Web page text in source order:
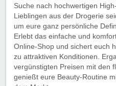
Suche nach hochwertigen
Lieblingen aus der Drogerie
um eure ganz persönliche
Erlebt das einfache und
Online-Shop und sichert euch
zu attraktiven Konditionen.
vergünstigten Preisen mit den
genießt eure Beauty-Routine